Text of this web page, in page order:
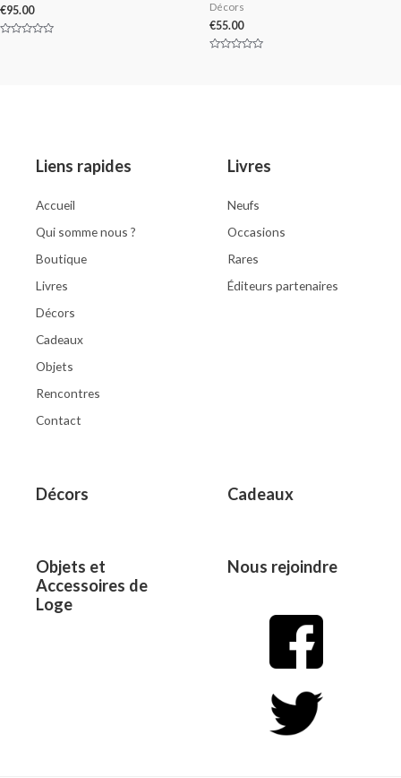
€95.00 Décors
€55.00
Liens rapides
Accueil
Qui somme nous ?
Boutique
Livres
Décors
Cadeaux
Objets
Rencontres
Contact
Livres
Neufs
Occasions
Rares
Éditeurs partenaires
Décors Cadeaux
Objets et
Accessoires de
Loge
Nous rejoindre